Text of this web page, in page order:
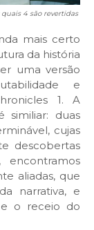
4 são revertidas
mais certo
da história
uma versão
e
1. A
similiar: duas
cujas
descobertas
encontramos
aliadas, que
narrativa, e
o receio do